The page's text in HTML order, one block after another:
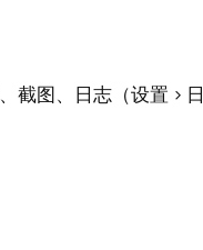
截图、日志（设置 > 日